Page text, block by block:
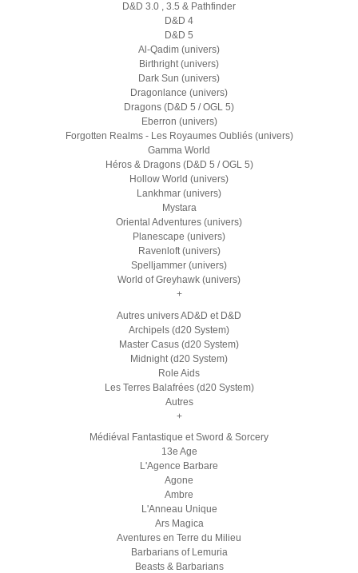
D&D 3.0 , 3.5 & Pathfinder
D&D 4
D&D 5
Al-Qadim (univers)
Birthright (univers)
Dark Sun (univers)
Dragonlance (univers)
Dragons (D&D 5 / OGL 5)
Eberron (univers)
Forgotten Realms - Les Royaumes Oubliés (univers)
Gamma World
Héros & Dragons (D&D 5 / OGL 5)
Hollow World (univers)
Lankhmar (univers)
Mystara
Oriental Adventures (univers)
Planescape (univers)
Ravenloft (univers)
Spelljammer (univers)
World of Greyhawk (univers)
+
Autres univers AD&D et D&D
Archipels (d20 System)
Master Casus (d20 System)
Midnight (d20 System)
Role Aids
Les Terres Balafrées (d20 System)
Autres
+
Médiéval Fantastique et Sword & Sorcery
13e Age
L'Agence Barbare
Agone
Ambre
L'Anneau Unique
Ars Magica
Aventures en Terre du Milieu
Barbarians of Lemuria
Beasts & Barbarians